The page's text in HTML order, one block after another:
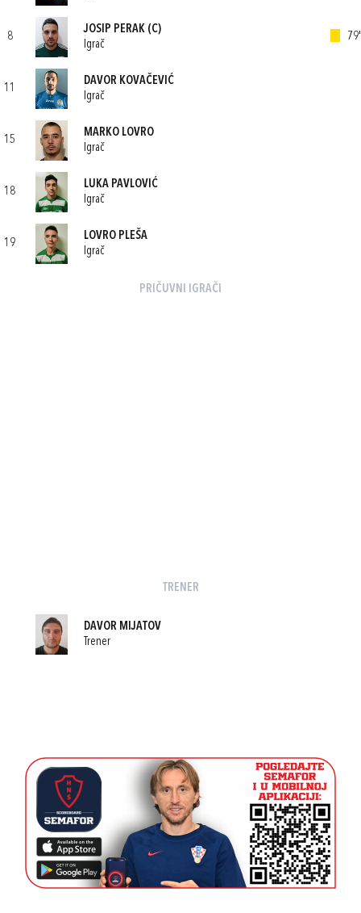
8
JOSIP PERAK (C)
Igrač
79'
11
DAVOR KOVAČEVIĆ
Igrač
15
MARKO LOVRO
Igrač
18
LUKA PAVLOVIĆ
Igrač
19
LOVRO PLEŠA
Igrač
PRIČUVNI IGRAČI
TRENER
DAVOR MIJATOV
Trener